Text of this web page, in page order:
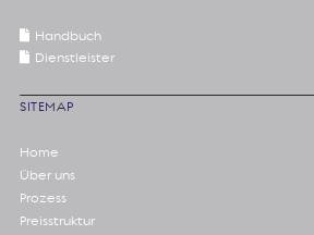
Handbuch
Dienstleister
SITEMAP
Home
Über uns
Prozess
Preisstruktur